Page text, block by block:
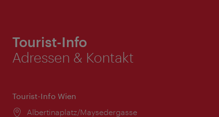
Tourist-Info
Adressen & Kontakt
Tourist-Info Wien
Ort:
Albertinaplatz/Maysedergasse